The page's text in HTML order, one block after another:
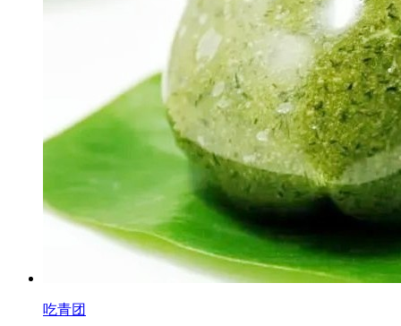
吃青团